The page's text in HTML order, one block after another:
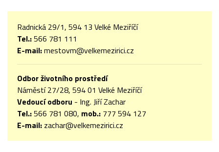
Radnická 29/1, 594 13 Velké Meziříčí
Tel.:566 781 111
E-mail:mestovm@velkemezirici.cz
Odbor životního prostředí
Náměstí 27/28, 594 01 Velké Meziříčí
Vedoucí odboru - Ing. Jiří Zachar
Tel.:566 781 080, mob.: 777 594 127
E-mail: zachar@velkemezirici.cz